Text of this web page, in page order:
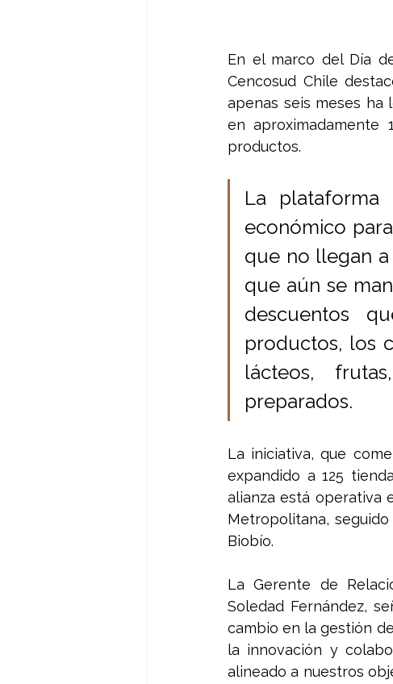
En el marco del Día
Cencosud Chile
apenas seis meses ha
en aproximadamente
productos.
La plataforma
económico
que no llegan
que aún se
descuentos
productos, los
lácteos,
preparados.
La iniciativa, que
expandido a 125
alianza está operativa
Metropolitana, seguido
Biobío.
La Gerente de
Soledad Fernández,
cambio en la gestión
la innovación y
alineado a nuestros